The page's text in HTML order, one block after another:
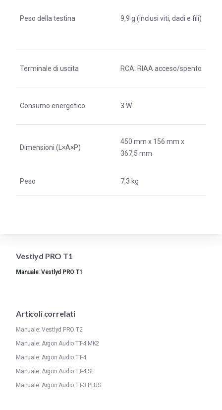
Peso della testina 9,9 g (inclusi viti, dadi e fili)
Terminale di uscita RCA: RIAA acceso/spento
Consumo energetico 3 W
Dimensioni (L×A×P)
450 mm x 156 mm x
367,5 mm
Peso 7,3 kg
Vestlyd PRO T1
Manuale: Vestlyd PRO T1
Articoli correlati
Manuale: Vestlyd PRO T2
Manuale: Argon Audio TT-4 MK2
Manuale: Argon Audio TT-4
Manuale: Argon Audio TT-4 SE
Manuale: Argon Audio TT-3 PLUS